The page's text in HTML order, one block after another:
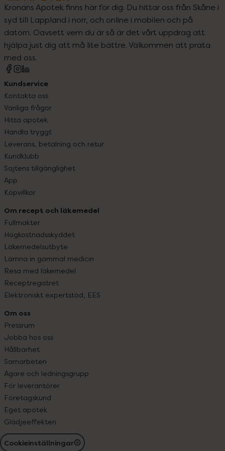
Kronans Apotek finns här för dig. Du hittar oss från Skåne i
syd till Lappland i norr, och online i mobilen och på
datorn. Oavsett vem du är så är det vårt uppdrag att
hjälpa just dig att må lite bättre. Välkommen att prata
med oss.
Kundservice
Kontakta oss
Vanliga frågor
Hitta apotek
Handla tryggt
Leverans, betalning och retur
Kundklubb
Sajtens tillgänglighet
App
Köpvillkor
Om recept och läkemedel
Fullmakter
Högkostnadsskyddet
Läkemedelsutbyte
Lämna in gammal medicin
Resa med läkemedel
Receptregistret
Elektroniskt expertstöd, EES
Om oss
Pressrum
Jobba hos oss
Hållbarhet
Samarbeten
Ägare och ledningsgrupp
För leverantörer
Företagskund
Eget apotek
Glädjeeffekten
Cookieinställningar